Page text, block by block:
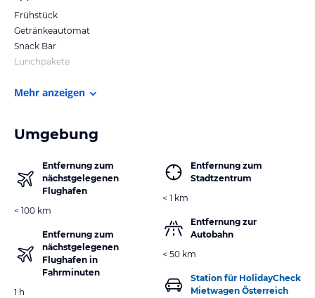
Frühstück
Getränkeautomat
Snack Bar
Lunchpakete
Mehr anzeigen
Umgebung
Entfernung zum
nächstgelegenen
Flughafen
< 100 km
Entfernung zum
nächstgelegenen
Flughafen in
Fahrminuten
1 h
Entfernung zum
Stadtzentrum
< 1 km
Entfernung zur
Autobahn
< 50 km
Station für HolidayCheck
Mietwagen Österreich